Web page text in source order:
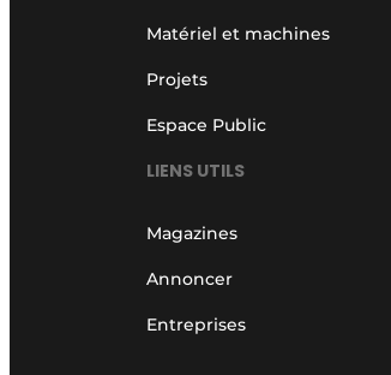
Matériel et machines
Projets
Espace Public
LIENS UTILS
Magazines
Annoncer
Entreprises